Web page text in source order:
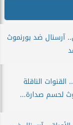
آرسنال ضد بورنموث
الناقلة
لحسم صدارة...